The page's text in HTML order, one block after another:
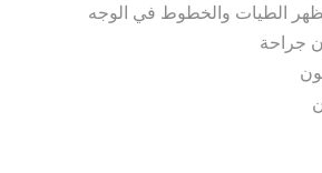
الطيات والخطوط في الوجه
جراحة